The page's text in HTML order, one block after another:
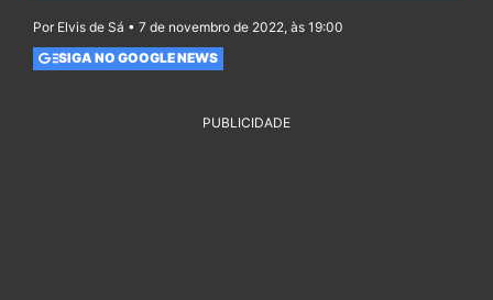
Por Elvis de Sá • 7 de novembro de 2022, às 19:00
SIGA NO GOOGLE NEWS
PUBLICIDADE